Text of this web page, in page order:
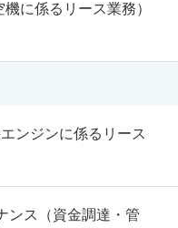
に係るリース業務）
ンジンに係るリース
ンス（資金調達・管